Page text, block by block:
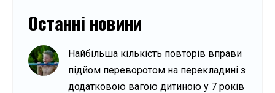
Останні новини
Найбільша кількість повторів вправи
підйом переворотом на перекладині з
додатковою вагою дитиною у 7 років